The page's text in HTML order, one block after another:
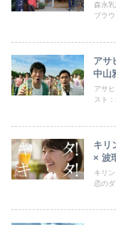
森永
ブラ
アサ
中山
アサ
スト
キリ
× 波
キリ
恋の